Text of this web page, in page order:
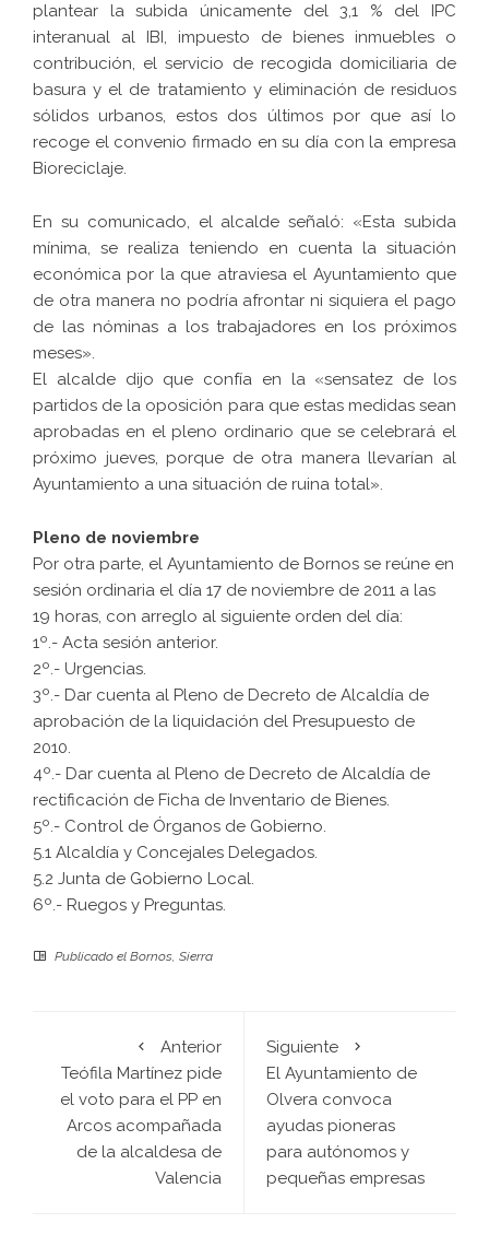
plantear la subida únicamente del 3,1 % del IPC
interanual al IBI, impuesto de bienes inmuebles o
contribución, el servicio de recogida domiciliaria de
basura y el de tratamiento y eliminación de residuos
sólidos urbanos, estos dos últimos por que así lo
recoge el convenio firmado en su día con la empresa
Bioreciclaje.
En su comunicado, el alcalde señaló: «Esta subida
mínima, se realiza teniendo en cuenta la situación
económica por la que atraviesa el Ayuntamiento que
de otra manera no podría afrontar ni siquiera el pago
de las nóminas a los trabajadores en los próximos
meses».
El alcalde dijo que confía en la «sensatez de los
partidos de la oposición para que estas medidas sean
aprobadas en el pleno ordinario que se celebrará el
próximo jueves, porque de otra manera llevarían al
Ayuntamiento a una situación de ruina total».
Pleno de noviembre
Por otra parte, el Ayuntamiento de Bornos se reúne en
sesión ordinaria el día 17 de noviembre de 2011 a las
19 horas, con arreglo al siguiente orden del día:
1º.- Acta sesión anterior.
2º.- Urgencias.
3º.- Dar cuenta al Pleno de Decreto de Alcaldía de
aprobación de la liquidación del Presupuesto de
2010.
4º.- Dar cuenta al Pleno de Decreto de Alcaldía de
rectificación de Ficha de Inventario de Bienes.
5º.- Control de Órganos de Gobierno.
5.1 Alcaldía y Concejales Delegados.
5.2 Junta de Gobierno Local.
6º.- Ruegos y Preguntas.
Publicado el Bornos, Sierra
Anterior
Teófila Martínez pide
el voto para el PP en
Arcos acompañada
de la alcaldesa de
Valencia
Siguiente
El Ayuntamiento de
Olvera convoca
ayudas pioneras
para autónomos y
pequeñas empresas